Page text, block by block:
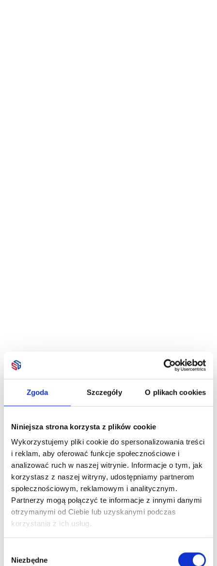
Zgoda Szczegóły O plikach cookies
Niniejsza strona korzysta z plików cookie
Wykorzystujemy pliki cookie do spersonalizowania treści
i reklam, aby oferować funkcje społecznościowe i
analizować ruch w naszej witrynie. Informacje o tym, jak
korzystasz z naszej witryny, udostępniamy partnerom
społecznościowym, reklamowym i analitycznym.
Partnerzy mogą połączyć te informacje z innymi danymi
otrzymanymi od Ciebie lub uzyskanymi podczas
korzystania z ich usług.
zgody
Niezbędne